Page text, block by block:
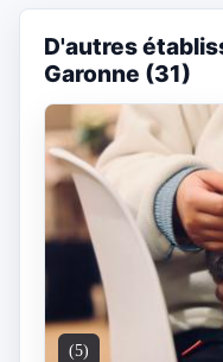
D'autres
Garonne (31)
(5)